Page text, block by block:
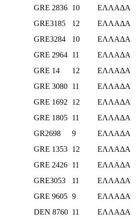
GRE 2836 10 ΕΛΛΑΔΑ
GRE3185 12 ΕΛΛΑΔΑ
GRE3284 10 ΕΛΛΑΔΑ
GRE 2964 11 ΕΛΛΑΔΑ
GRE 14 12 ΕΛΛΑΔΑ
GRE 3080 11 ΕΛΛΑΔΑ
GRE 1692 12 ΕΛΛΑΔΑ
GRE 1805 11 ΕΛΛΑΔΑ
GR2698 9 ΕΛΛΑΔΑ
GRE 1353 12 ΕΛΛΑΔΑ
GRE 2426 11 ΕΛΛΑΔΑ
GRE3053 11 ΕΛΛΑΔΑ
GRΕ 9605 9 ΕΛΛΑΔΑ
DEN 8760 11 ΕΛΛΑΔΑ